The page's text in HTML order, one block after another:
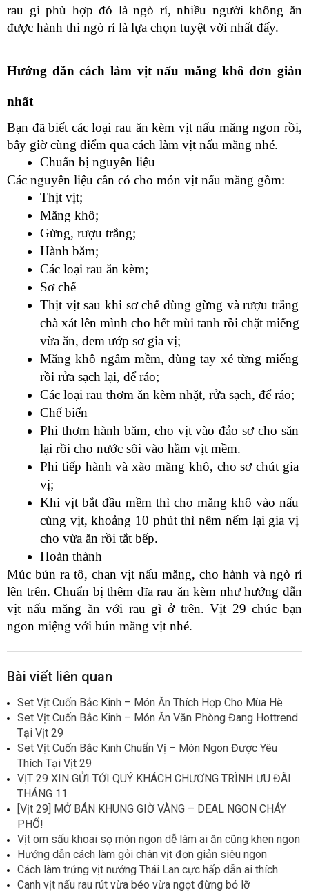
rau gì phù hợp đó là ngò rí, nhiều người không ăn
được hành thì ngò rí là lựa chọn tuyệt vời nhất đấy.
Hướng dẫn cách làm vịt nấu măng khô đơn giản
nhất
Bạn đã biết các loại rau ăn kèm vịt nấu măng ngon rồi,
bây giờ cùng điểm qua cách làm vịt nấu măng nhé.
Chuẩn bị nguyên liệu
Các nguyên liệu cần có cho món vịt nấu măng gồm:
Thịt vịt;
Măng khô;
Gừng, rượu trắng;
Hành băm;
Các loại rau ăn kèm;
Sơ chế
Thịt vịt sau khi sơ chế dùng gừng và rượu trắng
chà xát lên mình cho hết mùi tanh rồi chặt miếng
vừa ăn, đem ướp sơ gia vị;
Măng khô ngâm mềm, dùng tay xé từng miếng
rồi rửa sạch lại, để ráo;
Các loại rau thơm ăn kèm nhặt, rửa sạch, để ráo;
Chế biến
Phi thơm hành băm, cho vịt vào đảo sơ cho săn
lại rồi cho nước sôi vào hầm vịt mềm.
Phi tiếp hành và xào măng khô, cho sơ chút gia
vị;
Khi vịt bắt đầu mềm thì cho măng khô vào nấu
cùng vịt, khoảng 10 phút thì nêm nếm lại gia vị
cho vừa ăn rồi tắt bếp.
Hoàn thành
Múc bún ra tô, chan vịt nấu măng, cho hành và ngò rí
lên trên. Chuẩn bị thêm dĩa rau ăn kèm như hướng dẫn
vịt nấu măng ăn với rau gì ở trên. Vịt 29 chúc bạn
ngon miệng với bún măng vịt nhé.
Bài viết liên quan
Set Vịt Cuốn Bắc Kinh – Món Ăn Thích Hợp Cho Mùa Hè
Set Vịt Cuốn Bắc Kinh – Món Ăn Văn Phòng Đang Hottrend
Tại Vịt 29
Set Vịt Cuốn Bắc Kinh Chuẩn Vị – Món Ngon Được Yêu
Thích Tại Vịt 29
VỊT 29 XIN GỬI TỚI QUÝ KHÁCH CHƯƠNG TRÌNH ƯU ĐÃI
THÁNG 11
[Vịt 29] MỞ BÁN KHUNG GIỜ VÀNG – DEAL NGON CHÁY
PHỐ!
Vịt om sấu khoai sọ món ngon dễ làm ai ăn cũng khen ngon
Hướng dẫn cách làm gỏi chân vịt đơn giản siêu ngon
Cách làm trứng vịt nướng Thái Lan cực hấp dẫn ai thích
Canh vịt nấu rau rút vừa béo vừa ngọt đừng bỏ lỡ